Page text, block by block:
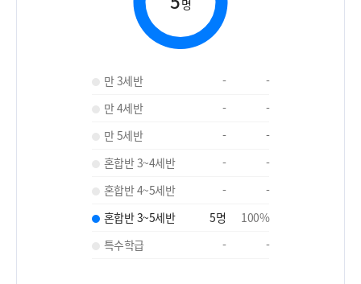
명
만 3세반 -
-
만 4세반
-
-
만 5세반
-
-
혼합반 3~4세반
-
-
혼합반 4~5세반
-
-
혼합반 3~5세반
5명 100%
특수학급
- -